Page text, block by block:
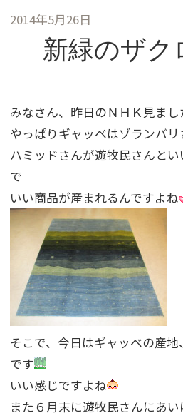
2014年5月26日
新緑のザク
みなさん、昨日のＮＨＫ見まし
やっぱりギャッベはゾランバ
ハミッドさんが遊牧民さんと
で
いい商品が産まれるんですよね
そこで、今日はギャッベの産
です
いい感じですよね
また６月末に遊牧民さんにあい